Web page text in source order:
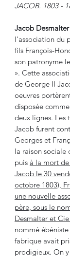
JACOB. 1803 -
Jacob
l'association du
fils François-
son patronyme
». Cette
de George II
oeuvres
disposée
deux lignes. Les
Jacob furent
Georges et
la raison sociale
puis à la mort
Jacob le 30
octobre 1803),
une nouvelle
père, sous le
Desmalter et Cie
nommé
fabrique avait
prodigieux. On